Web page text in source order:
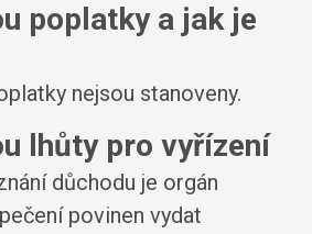
poplatky a jak je
nejsou stanoveny.
lhůty pro vyřízení
důchodu je orgán
povinen vydat